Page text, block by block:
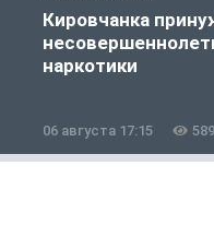
Кировчанка
наркотики
06 августа 17:15 589